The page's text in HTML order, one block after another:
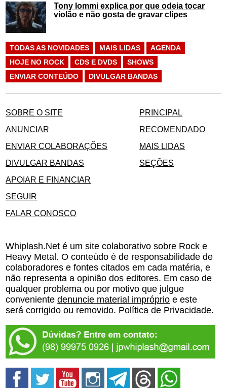
Tony Iommi explica por que odeia tocar
violão e não gosta de gravar clipes
TODAS AS NOVIDADES MAIS LIDAS
AGENDA
HOJE NO ROCK
CDS E DVDS
SHOWS
ENVIAR CONTEÚDO
DIVULGAR BANDAS
SOBRE O SITE
ANUNCIAR
ENVIAR COLABORAÇÕES
DIVULGAR BANDAS
APOIAR E FINANCIAR
SEGUIR
FALAR CONOSCO
PRINCIPAL
RECOMENDADO
MAIS LIDAS
SEÇÕES
Whiplash.Net é um site colaborativo sobre Rock e
Heavy Metal. O conteúdo é de responsabilidade de
colaboradores e fontes citados em cada matéria, e
não representa a opinião dos editores. Em caso de
qualquer problema ou por motivo que julgue
convenientedenuncie material impróprio e este
será corrigido ou removido. Política de Privacidade.